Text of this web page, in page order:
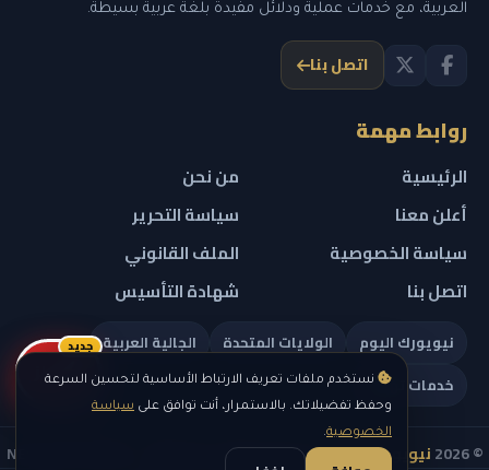
نستخدم ملفات تعريف الارتباط الأساسية لتحسين السرعة
وحفظ تفضيلاتك. بالاستمرار، أنت توافق على سياسة
الخصوصية.
العربية، مع خدمات عملية ودلائل مفيدة بلغة عربية بسيطة.
اتصل بنا
روابط مهمة
الرئيسية
من نحن
أعلن معنا
سياسة التحرير
سياسة الخصوصية
الملف القانوني
اتصل بنا
شهادة التأسيس
نيويورك اليوم الولايات المتحدة
الجالية العربية
خدمات تهمك
© 2026 نيويورك نيوز
— جميع الحقوق محفوظة — NEW YORK NEWS
ريلز
جديد